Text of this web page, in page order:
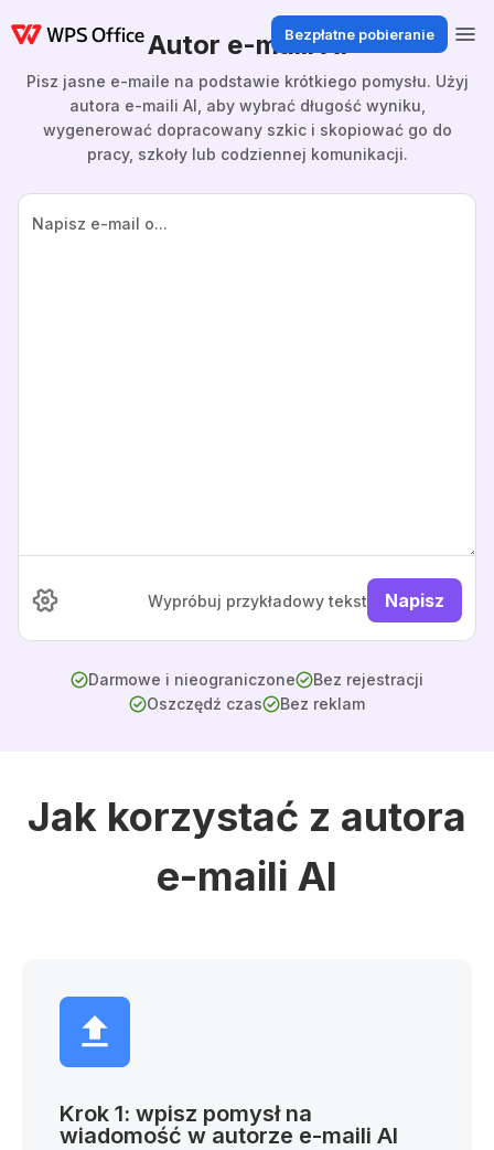
Bezpłatne pobieranie
Autor e-maili AI
Pisz jasne e-maile na podstawie krótkiego pomysłu. Użyj
autora e-maili AI, aby wybrać długość wyniku,
wygenerować dopracowany szkic i skopiować go do
pracy, szkoły lub codziennej komunikacji.
Wypróbuj przykładowy tekst Napisz
Darmowe i nieograniczone
Bez rejestracji
Oszczędź czas
Bez reklam
Jak korzystać z autora
e-maili AI
Krok 1: wpisz pomysł na
wiadomość w autorze e-maili AI